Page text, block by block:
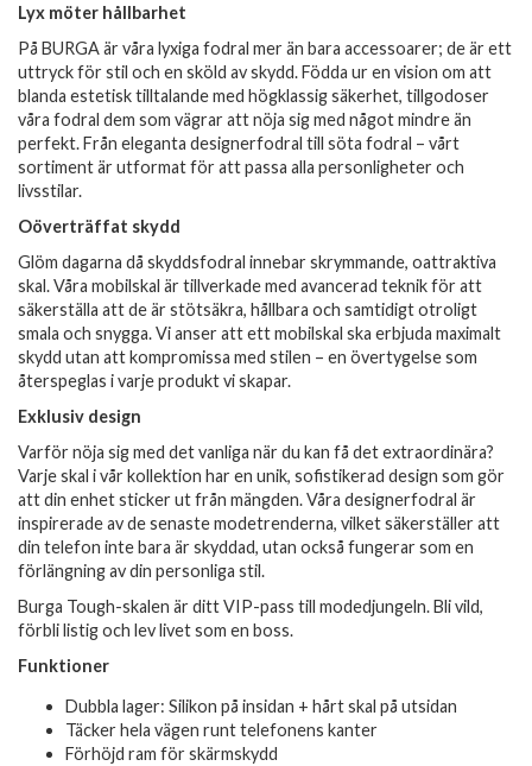
Lyx möter hållbarhet
På BURGA är våra lyxiga fodral mer än bara accessoarer; de är ett
uttryck för stil och en sköld av skydd. Födda ur en vision om att
blanda estetisk tilltalande med högklassig säkerhet, tillgodoser
våra fodral dem som vägrar att nöja sig med något mindre än
perfekt. Från eleganta designerfodral till söta fodral – vårt
sortiment är utformat för att passa alla personligheter och
livsstilar.
Oöverträffat skydd
Glöm dagarna då skyddsfodral innebar skrymmande, oattraktiva
skal. Våra mobilskal är tillverkade med avancerad teknik för att
säkerställa att de är stötsäkra, hållbara och samtidigt otroligt
smala och snygga. Vi anser att ett mobilskal ska erbjuda maximalt
skydd utan att kompromissa med stilen – en övertygelse som
återspeglas i varje produkt vi skapar.
Exklusiv design
Varför nöja sig med det vanliga när du kan få det extraordinära?
Varje skal i vår kollektion har en unik, sofistikerad design som gör
att din enhet sticker ut från mängden. Våra designerfodral är
inspirerade av de senaste modetrenderna, vilket säkerställer att
din telefon inte bara är skyddad, utan också fungerar som en
förlängning av din personliga stil.
Burga Tough-skalen är ditt VIP-pass till modedjungeln. Bli vild,
förbli listig och lev livet som en boss.
Funktioner
Dubbla lager: Silikon på insidan + hårt skal på utsidan
Täcker hela vägen runt telefonens kanter
Förhöjd ram för skärmskydd